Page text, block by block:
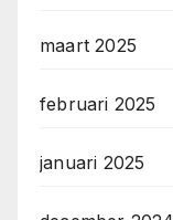
maart 2025
februari 2025
januari 2025